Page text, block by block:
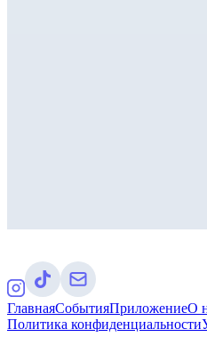
ГлавнаяСобытияПриложениеО
Политика конфиденциальности